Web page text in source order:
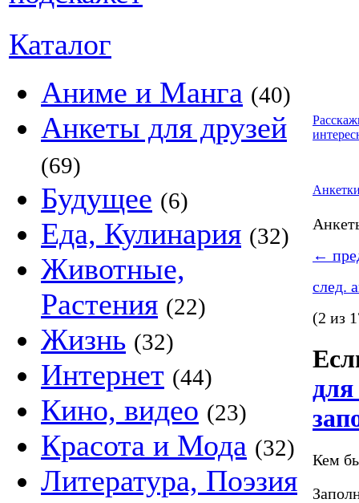
Каталог
Аниме и Манга (40)
Анкеты для друзей
(69)
Будущее (6)
Еда, Кулинария (32)
Животные,
Растения (22)
Жизнь (32)
Интернет (44)
Кино, видео (23)
Красота и Мода (32)
Литература, Поэзия
←
след.
(2 из
для
Кем